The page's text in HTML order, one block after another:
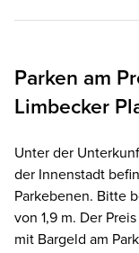
Parken am
Limbecker
Unter der
der Innenstadt
Parkebenen. Bitte
von 1,9 m. Der
mit Bargeld am